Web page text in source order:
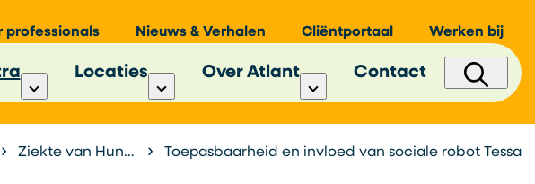
professionals Nieuws & Verhalen Cliëntportaal Werken bij
Locaties Over Atlant Contact
Ziekte van Huntington Toepasbaarheid en invloed van sociale robot Tessa